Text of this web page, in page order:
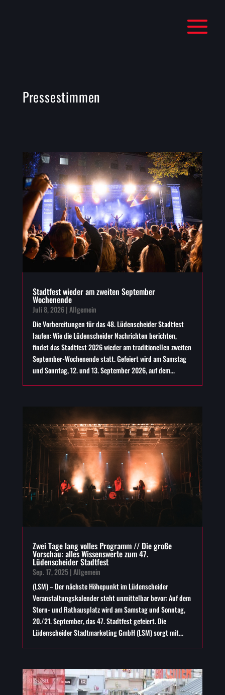
Pressestimmen
Stadtfest wieder am zweiten September
Wochenende
Juli 8, 2026|Allgemein
Die Vorbereitungen für das 48. Lüdenscheider Stadtfest
laufen: Wie die Lüdenscheider Nachrichten berichten,
findet das Stadtfest 2026 wieder am traditionellen zweiten
September-Wochenende statt. Gefeiert wird am Samstag
und Sonntag, 12. und 13. September 2026, auf dem...
Zwei Tage lang volles Programm // Die große
Vorschau: alles Wissenswerte zum 47.
Lüdenscheider Stadtfest
Sep. 17, 2025|Allgemein
(LSM) – Der nächste Höhepunkt im Lüdenscheider
Veranstaltungskalender steht unmittelbar bevor: Auf dem
Stern- und Rathausplatz wird am Samstag und Sonntag,
20./21. September, das 47. Stadtfest gefeiert. Die
Lüdenscheider Stadtmarketing GmbH (LSM) sorgt mit...